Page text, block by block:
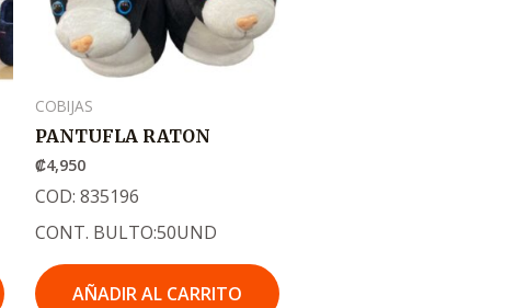
COBIJAS
PANTUFLA RATON
₡4,950
COD: 835196
CONT. BULTO:50UND
AÑADIR AL CARRITO